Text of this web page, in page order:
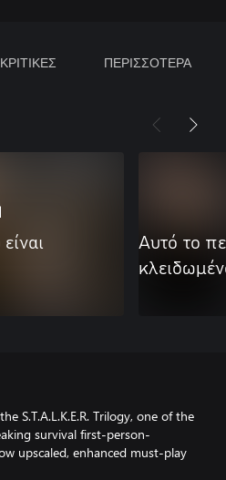
ΚΡΙΤΙΚΕΣ ΠΕΡΙΣΣΟΤΕΡΑ
Αυτό το
S.T.A.L.K.E.R. Trilogy, one of the
survival first-person-
upscaled, enhanced must-play